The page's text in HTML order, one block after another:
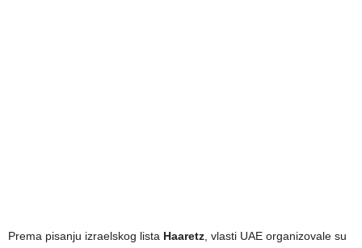
Prema pisanju izraelskog lista Haaretz, vlasti UAE organizovale su